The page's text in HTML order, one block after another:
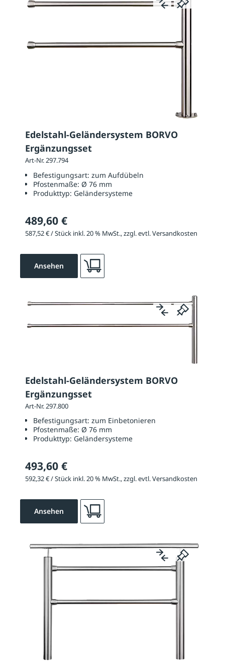
Edelstahl-Geländersystem BORVO
Ergänzungsset
Art-Nr. 297.794
Befestigungsart: zum Aufdübeln
Pfostenmaße: Ø 76 mm
Produkttyp: Geländersysteme
489,60 €
587,52 € / Stück inkl. 20 % MwSt., zzgl. evtl. Versandkosten
Ansehen
Edelstahl-Geländersystem BORVO
Ergänzungsset
Art-Nr. 297.800
Befestigungsart: zum Einbetonieren
Pfostenmaße: Ø 76 mm
Produkttyp: Geländersysteme
493,60 €
592,32 € / Stück inkl. 20 % MwSt., zzgl. evtl. Versandkosten
Ansehen